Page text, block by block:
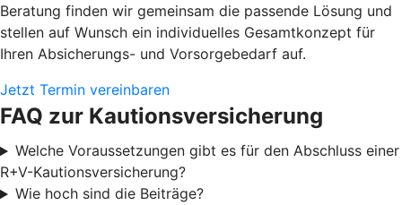
Beratung finden wir gemeinsam die passende Lösung und
stellen auf Wunsch ein individuelles Gesamtkonzept für
Ihren Absicherungs- und Vorsorgebedarf auf.
Jetzt Termin vereinbaren
FAQ zur Kautionsversicherung
Welche Voraussetzungen gibt es für den Abschluss einer
R+V-Kautionsversicherung?
Wie hoch sind die Beiträge?